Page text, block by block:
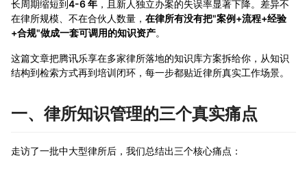
长周期缩短到4-6 年 ，且新人独立办案的失误率显著下降。差异不
在律所规模、不在合伙人数量， 在律所有没有把"案例+流程+经验
+合规"做成一套可调用的知识资产。
这篇文章把腾讯乐享在多家律所落地的知识库方案拆给你，从知识
结构到检索方式再到培训闭环，每一步都贴近律所真实工作场景。
一、律所知识管理的三个真实痛点
走访了一批中大型律所后，我们总结出三个核心痛点：